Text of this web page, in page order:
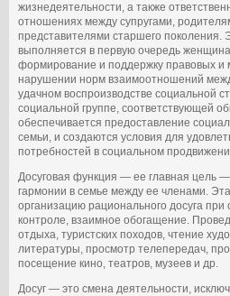
жизнедеятельности, а также
отношениях между супругами,
представителями старшего поколения.
выполняется в первую очередь
формирование и поддержку правовых и
нарушении норм взаимоотношений
удачном воспроизводстве социальной
социальной группе, соответствующей
обеспечивается предоставление
семьи, и создаются условия для
потребностей в социальном
Досуговая функция — ее главная цель
гармонии в семье между ее членами.
организацию рационального досуга
контроле, взаимное обогащение.
отдыха, туристских походов, чтение
литературы, просмотр телепередач,
посещение кино, театров, музеев и др.
Досуг — это смена деятельности,